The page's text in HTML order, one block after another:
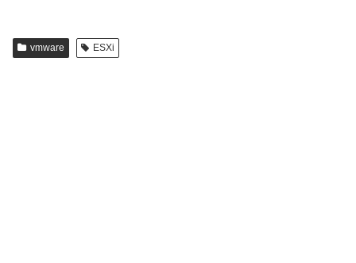
vmware ESXi